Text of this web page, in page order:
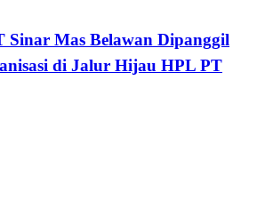
Sinar Mas Belawan Dipanggil
di Jalur Hijau HPL PT